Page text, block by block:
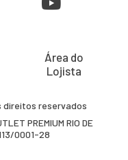
Área do
Lojista
direitos reservados
PREMIUM RIO DE
0001-28